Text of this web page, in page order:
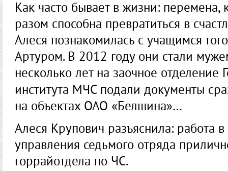
Как часто бывает в жизни: перемена,
разом способна превратиться в
Алеся познакомилась с учащимся
Артуром. В 2012 году они стали
несколько лет на заочное отделение
института МЧС подали документы
на объектах ОАО «Белшина»…
Алеся Крупович разъяснила: работа
управления седьмого отряда
горрайотдела по ЧС.